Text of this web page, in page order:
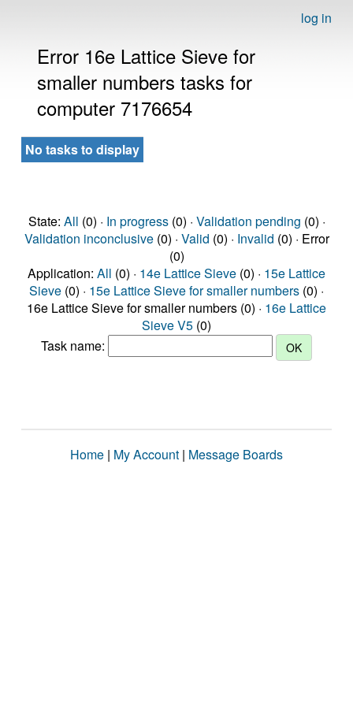
log in
Error 16e Lattice Sieve for
smaller numbers tasks for
computer 7176654
No tasks to display
State: All (0) · In progress(0) · Validation pending (0) ·
Validation inconclusive(0) · Valid (0) · Invalid (0) · Error
(0)
Application: All (0) · 14e Lattice Sieve (0) · 15e Lattice
Sieve (0) · 15e Lattice Sieve for smaller numbers (0) ·
16e Lattice Sieve for smaller numbers (0) · 16e Lattice
Sieve V5 (0)
Task name:
Home | My Account | Message Boards